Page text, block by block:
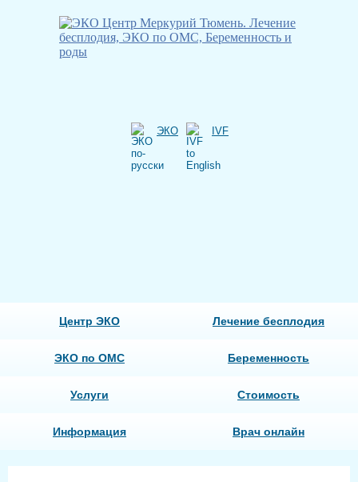
ЭКО IVF
Центр ЭКО Лечение бесплодия
ЭКО по ОМС Беременность
Услуги Стоимость
Информация Врач онлайн